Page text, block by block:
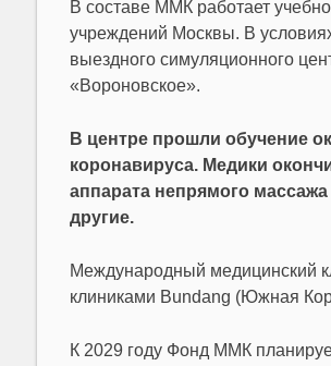
В составе ММК работает
учреждений Москвы. В
выездного симуляционного
«Вороновское».
В центре прошли обучение
коронавируса. Медики
аппарата непрямого
другие.
Международный медицинский
клиниками Bundang (Южная
К 2029 году Фонд ММК